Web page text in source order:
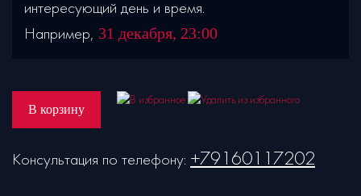
интересующий день и время.
Например, 31 декабря, 23:00
В корзину
Консультация по телефону: +79160117202